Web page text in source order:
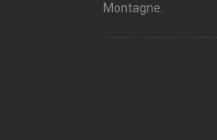
Montagne.